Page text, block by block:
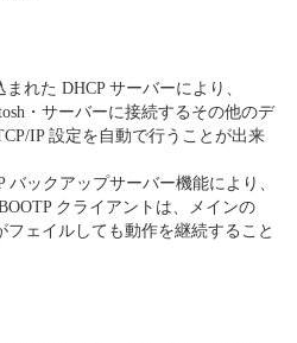
まれた DHCP サーバーにより、
・サーバーに接続するその他のデ
IP 設定を自動で行うことが出来
バックアップサーバー機能により、
クライアントは、メインの
フェイルしても動作を継続すること